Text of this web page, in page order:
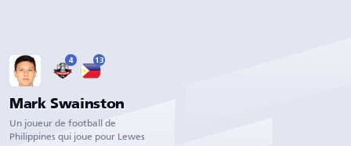
4 13
Mark Swainston
Un joueur de football de
Philippines qui joue pour Lewes